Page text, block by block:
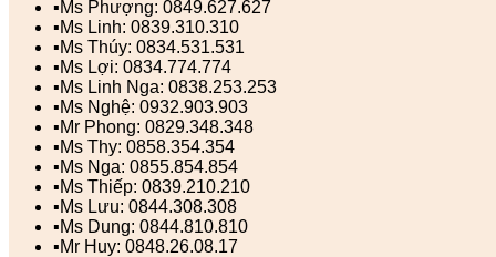
▪️Ms Phượng: 0849.627.627
▪️Ms Linh: 0839.310.310
▪️Ms Thúy: 0834.531.531
▪️Ms Lợi: 0834.774.774
▪️Ms Linh Nga: 0838.253.253
▪️Ms Nghệ: 0932.903.903
▪️Mr Phong: 0829.348.348
▪️Ms Thy: 0858.354.354
▪️Ms Nga: 0855.854.854
▪️Ms Thiếp: 0839.210.210
▪️Ms Lưu: 0844.308.308
▪️Ms Dung: 0844.810.810
▪️Mr Huy: 0848.26.08.17